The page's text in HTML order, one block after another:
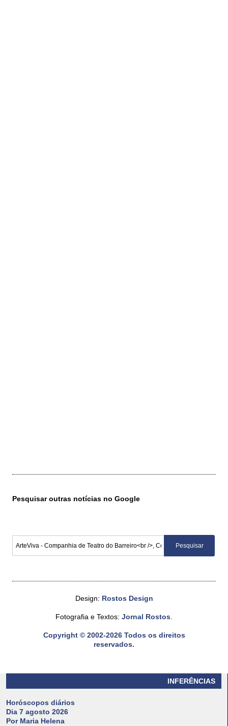
INFERÊNCIAS
Horóscopos diários
Dia 7 agosto 2026
Por Maria Helena
Pesquisar outras notícias no Google
Design: Rostos Design
Fotografia e Textos: Jornal Rostos.
Copyright © 2002-2026 Todos os direitos
reservados.